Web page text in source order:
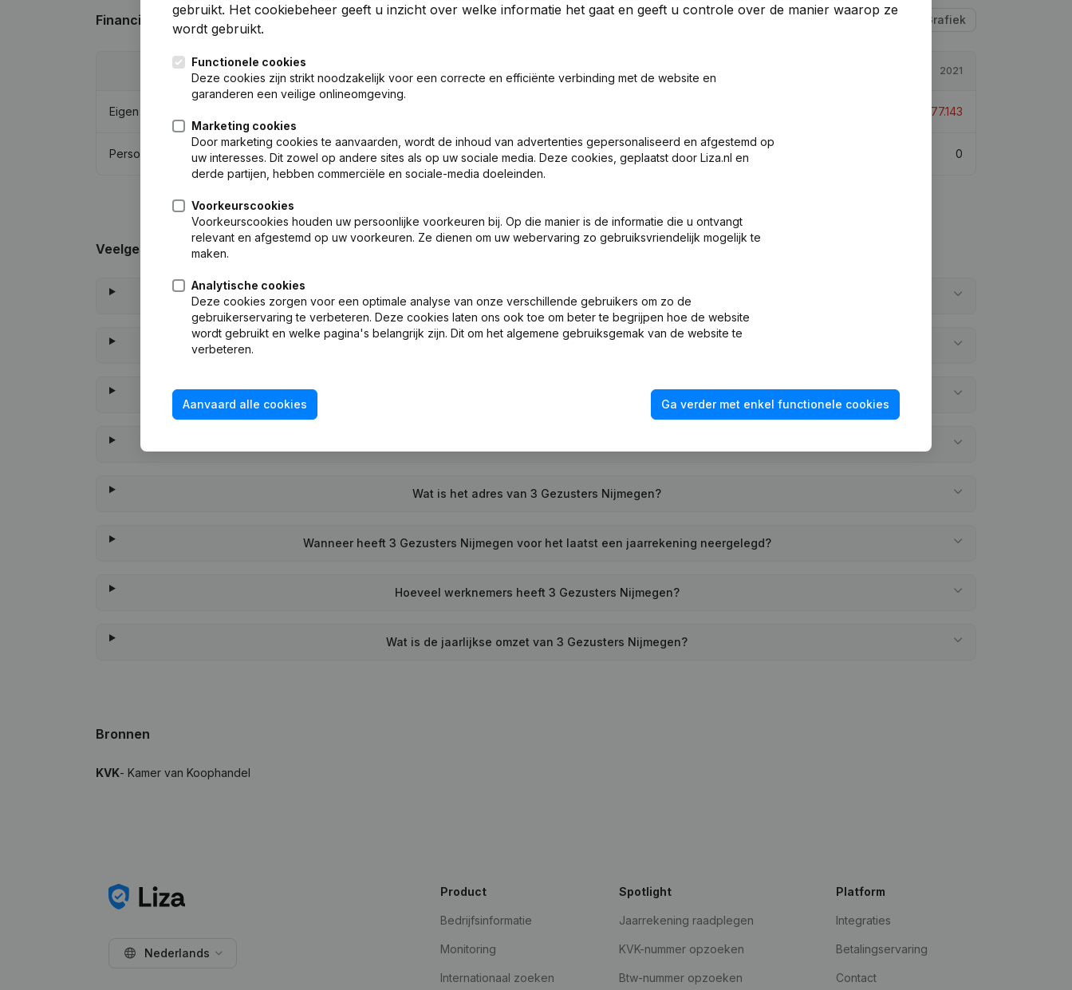
Financiële gegevens van 3 Gezusters Nijmegen Tabel Grafiek
2024 2023 2021
Eigen vermogen -677.143
Personeel 0 0 0
Veelgestelde vragen
Wat is het KVK-nummer van 3 Gezusters Nijmegen?
Wat is het PEPPOL ID van 3 Gezusters Nijmegen?
Wat is het adres van 3 Gezusters Nijmegen?
Wanneer heeft 3 Gezusters Nijmegen voor het laatst een jaarrekening neergelegd?
Hoeveel werknemers heeft 3 Gezusters Nijmegen?
Wat is de jaarlijkse omzet van 3 Gezusters Nijmegen?
Bronnen
KVK- Kamer van Koophandel
gebruikt. Het cookiebeheer geeft u inzicht over welke informatie het gaat en geeft u controle over de manier waarop ze
wordt gebruikt.
Functionele cookies
Deze cookies zijn strikt noodzakelijk voor een correcte en efficiënte verbinding met de website en
garanderen een veilige onlineomgeving.
Marketing cookies
Door marketing cookies te aanvaarden, wordt de inhoud van advertenties gepersonaliseerd en afgestemd op
uw interesses. Dit zowel op andere sites als op uw sociale media. Deze cookies, geplaatst door Liza.nl en
derde partijen, hebben commerciële en sociale-media doeleinden.
Voorkeurscookies
Voorkeurscookies houden uw persoonlijke voorkeuren bij. Op die manier is de informatie die u ontvangt
relevant en afgestemd op uw voorkeuren. Ze dienen om uw webervaring zo gebruiksvriendelijk mogelijk te
maken.
Analytische cookies
Deze cookies zorgen voor een optimale analyse van onze verschillende gebruikers om zo de
gebruikerservaring te verbeteren. Deze cookies laten ons ook toe om beter te begrijpen hoe de website
wordt gebruikt en welke pagina's belangrijk zijn. Dit om het algemene gebruiksgemak van de website te
verbeteren.
Aanvaard alle cookies Ga verder met enkel functionele cookies
Nederlands
Product
Bedrijfsinformatie
Monitoring
Internationaal zoeken
Spotlight
Jaarrekening raadplegen
KVK-nummer opzoeken
Btw-nummer opzoeken
Platform
Integraties
Betalingservaring
Contact